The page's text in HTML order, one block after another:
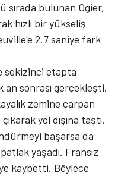
sırada bulunan Ogier,
hızlı bir yükseliş
2.7 saniye fark
sekizinci etapta
an sonrası gerçekleşti.
zemine çarpan
yol dışına taştı.
başarsa da
yaşadı. Fransız
kaybetti. Böylece